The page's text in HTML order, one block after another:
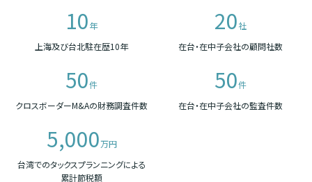
10年
上海及び台北駐在歴10年
20社
在台・在中子会社の顧問社数
50件
クロスボーダーM&Aの財務調査件数
50件
在台・在中子会社の監査件数
5,000万円
台湾でのタックスプランニングによる
累計節税額